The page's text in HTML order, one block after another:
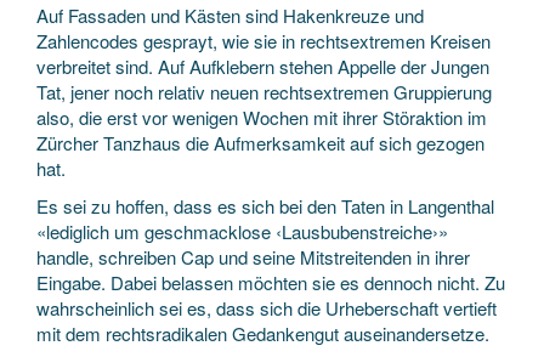
Auf Fassaden und Kästen sind Hakenkreuze und
Zahlencodes gesprayt, wie sie in rechtsextremen Kreisen
verbreitet sind. Auf Aufklebern stehen Appelle der Jungen
Tat, jener noch relativ neuen rechtsextremen Gruppierung
also, die erst vor wenigen Wochen mit ihrer Störaktion im
Zürcher Tanzhaus die Aufmerksamkeit auf sich gezogen
hat.
Es sei zu hoffen, dass es sich bei den Taten in Langenthal
«lediglich um geschmacklose ‹Lausbubenstreiche›»
handle, schreiben Cap und seine Mitstreitenden in ihrer
Eingabe. Dabei belassen möchten sie es dennoch nicht. Zu
wahrscheinlich sei es, dass sich die Urheberschaft vertieft
mit dem rechtsradikalen Gedankengut auseinandersetze.